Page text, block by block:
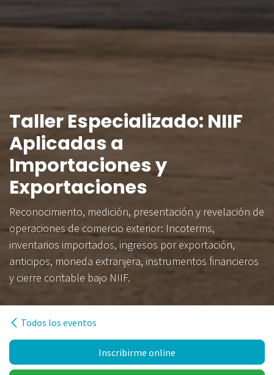
Taller Especializado: NIIF
Aplicadas a
Importaciones y
Exportaciones
Reconocimiento, medición, presentación y revelación de
operaciones de comercio exterior: Incoterms,
inventarios importados, ingresos por exportación,
anticipos, moneda extranjera, instrumentos financieros
y cierre contable bajo NIIF.
Todos los eventos
Inscribirme online